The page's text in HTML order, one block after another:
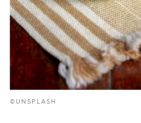
©UNSPLASH